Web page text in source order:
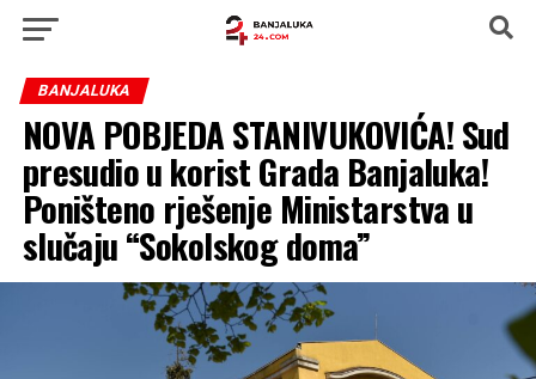
BANJALUKA
NOVA POBJEDA STANIVUKOVIĆA! Sud
presudio u korist Grada Banjaluka!
Poništeno rješenje Ministarstva u
slučaju “Sokolskog doma”